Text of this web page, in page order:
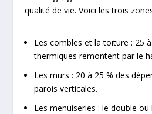
qualité de vie. Voici les trois
Les combles et la toiture : 25
thermiques remontent par le
Les murs : 20 à 25 % des
parois verticales.
Les menuiseries : le double